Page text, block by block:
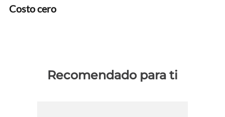
Costo cero
Recomendado para ti